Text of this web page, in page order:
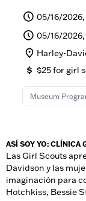
05/16/
05/16/2026,
Harley-
$25 for girl
Museum
ASÍ SOY YO: CLÍNICA
Las Girl Scouts
Davidson y las
imaginación para
Hotchkiss, Bessie